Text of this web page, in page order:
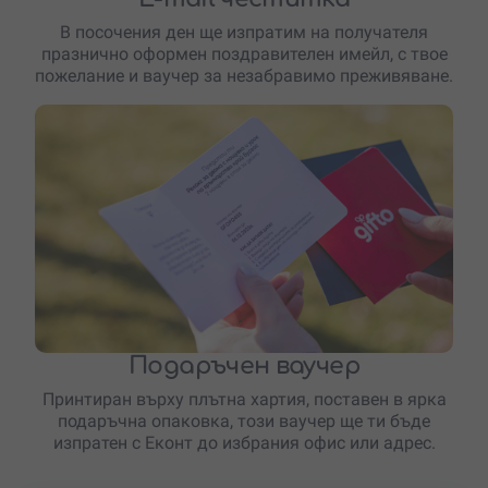
В посочения ден ще изпратим на получателя
празнично оформен поздравителен имейл, с твое
пожелание и ваучер за незабравимо преживяване.
Подаръчен ваучер
Принтиран върху плътна хартия, поставен в ярка
подаръчна опаковка, този ваучер ще ти бъде
изпратен с Еконт до избрания офис или адрес.